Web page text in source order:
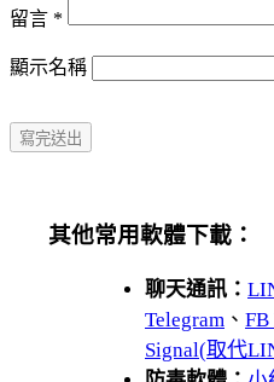
留言 *
顯示名稱
其他常用軟體下載：
聊天通訊：
Telegram 、 FB
Signal(取代